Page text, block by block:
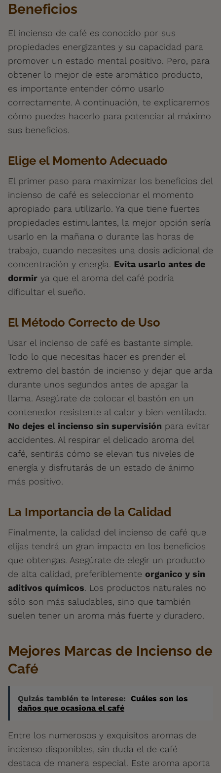
Beneficios
El incienso de café es conocido por sus
propiedades energizantes y su capacidad para
promover un estado mental positivo. Pero, para
obtener lo mejor de este aromático producto,
es importante entender cómo usarlo
correctamente. A continuación, te explicaremos
cómo puedes hacerlo para potenciar al máximo
sus beneficios.
Elige el Momento Adecuado
El primer paso para maximizar los beneficios del
incienso de café es seleccionar el momento
apropiado para utilizarlo. Ya que tiene fuertes
propiedades estimulantes, la mejor opción sería
usarlo en la mañana o durante las horas de
trabajo, cuando necesites una dosis adicional de
concentración y energía. Evita usarlo antes de
dormir ya que el aroma del café podría
dificultar el sueño.
El Método Correcto de Uso
Usar el incienso de café es bastante simple.
Todo lo que necesitas hacer es prender el
extremo del bastón de incienso y dejar que arda
durante unos segundos antes de apagar la
llama. Asegúrate de colocar el bastón en un
contenedor resistente al calor y bien ventilado.
No dejes el incienso sin supervisión para evitar
accidentes. Al respirar el delicado aroma del
café, sentirás cómo se elevan tus niveles de
energía y disfrutarás de un estado de ánimo
más positivo.
La Importancia de la Calidad
Finalmente, la calidad del incienso de café que
elijas tendrá un gran impacto en los beneficios
que obtengas. Asegúrate de elegir un producto
de alta calidad, preferiblemente organico y sin
aditivos químicos. Los productos naturales no
sólo son más saludables, sino que también
suelen tener un aroma más fuerte y duradero.
Mejores Marcas de Incienso de
Café
Quizás también te interese: Cuáles son los
daños que ocasiona el café
Entre los numerosos y exquisitos aromas de
incienso disponibles, sin duda el de café
destaca de manera especial. Este aroma aporta